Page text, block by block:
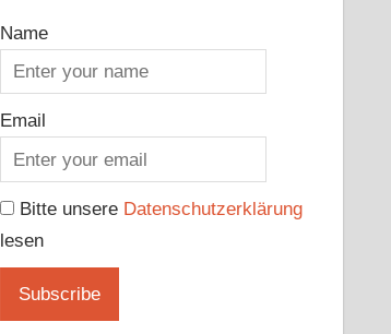
Name
Email
Bitte unsere Datenschutzerklärung
lesen